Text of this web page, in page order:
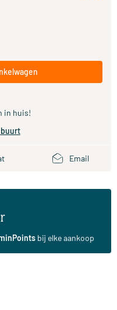
in huis!
buurt
Email
bij elke aankoop